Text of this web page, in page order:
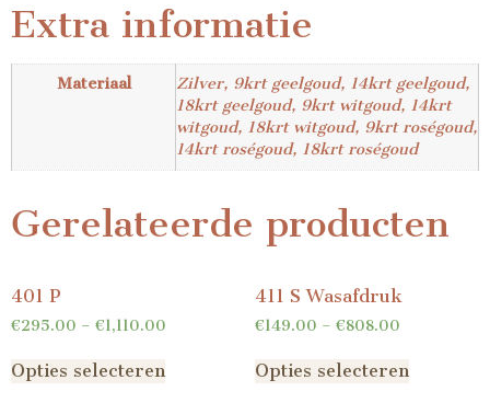
Extra informatie
Materiaal
Zilver, 9krt geelgoud, 14krt geelgoud,
18krt geelgoud, 9krt witgoud, 14krt
witgoud, 18krt witgoud, 9krt roségoud,
14krt roségoud, 18krt roségoud
Gerelateerde producten
401 P
€295.00 – €1,110.00
Opties selecteren
411 S Wasafdruk
€149.00 – €808.00
Opties selecteren